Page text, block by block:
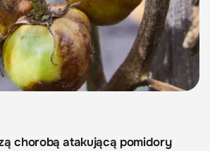
chorobą atakującą pomidory